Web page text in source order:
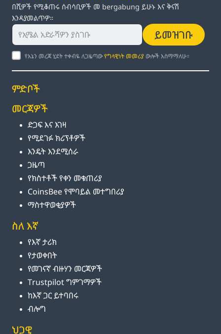
በሺዎች የሚቆጠሩ ሰብሳቢዎች መ bergabung ይሁኑ እና ቅናሽ
እንዳያመልጥዎ።
ይመዝገቡ
የእኔን መረጃ ሂደት ተቀብዬ ለጋዜጣውየግላዊነት መመሪያ ውሎች እስማማለሁ።
ምድቦች
መርጃዎች
ድጋፍ እና እገዛ
የሚደገፉ ክሪፕቶዎች
እንዴት እንደሚሰራ
ጋዜጣ
የክስተቶች የቀን መቁጠሪያ
CoinsBee የሞባይል መተግበሪያ
ማስተዋወቂያዎች
ስለ እኛ
የእኛ ታሪክ
የታወቀበት
የመገናኛ ብዙሃን መርጃዎች
Trustpilot ግምገማዎች
ከእኛ ጋር ይተባበሩ
ብሎግ
ህጋዊ